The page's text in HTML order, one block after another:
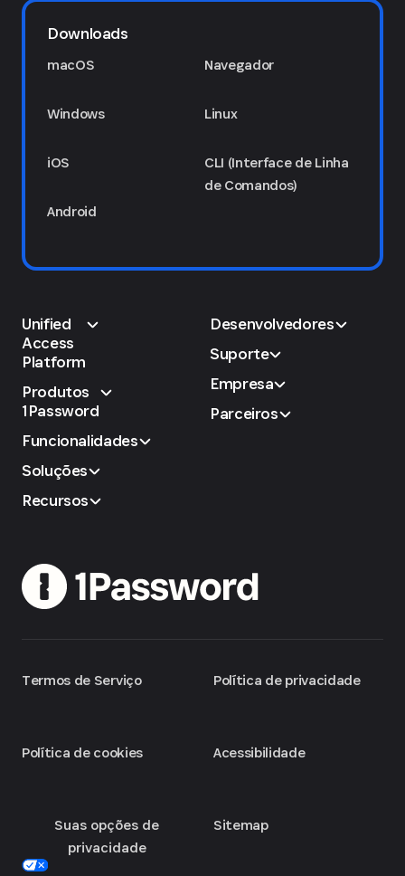
Downloads
macOS
Windows
iOS
Android
Navegador
Linux
CLI (Interface de Linha
de Comandos)
Unified
Access
Platform
Produtos
1Password
Funcionalidades
Soluções
Recursos
Desenvolvedores
Suporte
Empresa
Parceiros
Termos de Serviço
Política de cookies
Suas opções de
privacidade
Política de privacidade
Acessibilidade
Sitemap